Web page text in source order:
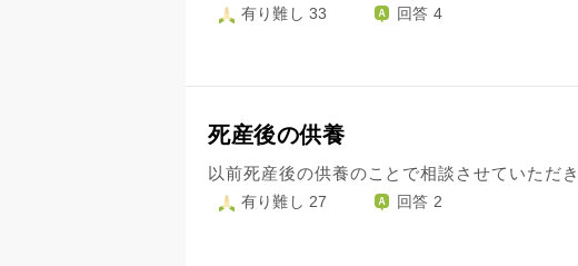
有り難し 33 回答 4
死産後の供養
有り難し 27 回答 2